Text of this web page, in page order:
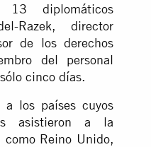
13 diplomáticos
Razek, director
de los derechos
del personal
cinco días.
a los países cuyos
asistieron a la
Reino Unido,